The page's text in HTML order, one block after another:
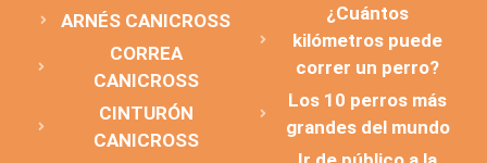
ARNÉS CANICROSS
CORREA
CANICROSS
CINTURÓN
CANICROSS
¿Cuántos
kilómetros puede
correr un perro?
Los 10 perros más
grandes del mundo